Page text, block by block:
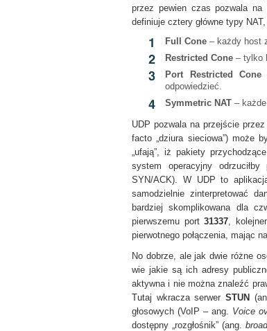
przez pewien czas pozwala
definiuje cztery główne typy
Full Cone – każdy host
Restricted Cone – tylko
Port Restricted Cone
odpowiedzieć.
Symmetric NAT –
UDP pozwala na przejście
facto „dziura sieciowa”) może
„ufają”, iż pakiety
system operacyjny
SYN/ACK). W UDP to
samodzielnie zinterpretować
bardziej skomplikowana dla
pierwszemu port31337,
pierwotnego połączenia, mając
No dobrze, ale jak dwie różne
wie jakie są ich adresy
aktywna i nie można znaleźć
Tutaj wkracza serwerSTUN
głosowych (VoIP – ang. Voice
dostępny „rozgłośnik” (ang.